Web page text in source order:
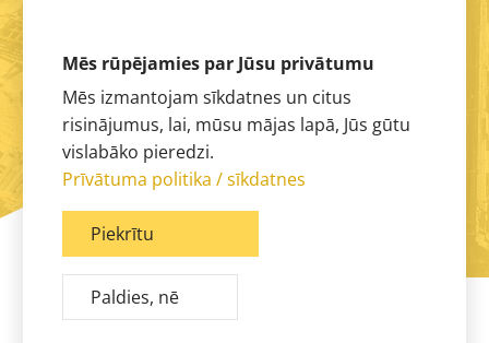
Mēs rūpējamies par Jūsu privātumu
Mēs izmantojam sīkdatnes un citus
risinājumus, lai, mūsu mājas lapā, Jūs gūtu
vislabāko pieredzi.
Prīvātuma politika / sīkdatnes
Piekrītu
Paldies, nē